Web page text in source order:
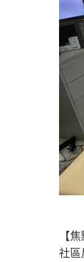
【
社區